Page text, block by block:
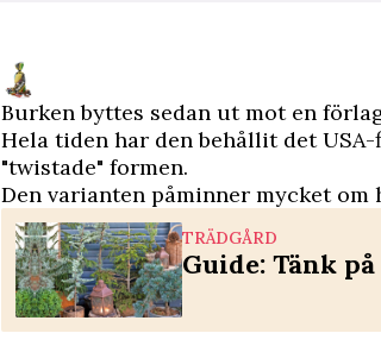
Burken byttes sedan ut mot en
Hela tiden har den behållit det
"twistade" formen.
Den varianten påminner mycket om
TRÄDGÅRD
Guide: Tänk